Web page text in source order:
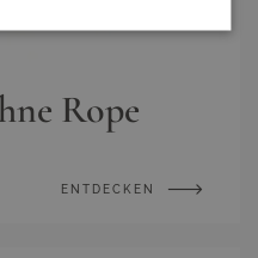
Rope
ENTDECKEN